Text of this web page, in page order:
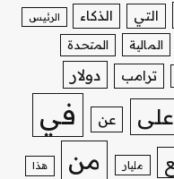
التي الذكاء الرئيس
المالية المتحدة
ترامب دولار
على عن في
مليار من هذا